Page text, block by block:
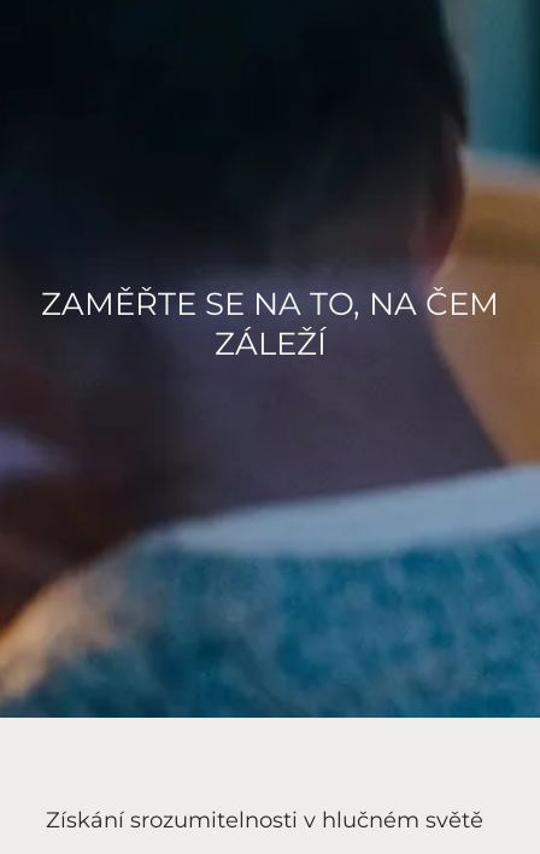
ZAMĚŘTE SE NA TO, NA ČEM
ZÁLEŽÍ
Získání srozumitelnosti v hlučném světě